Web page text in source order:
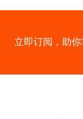
立即订阅，助